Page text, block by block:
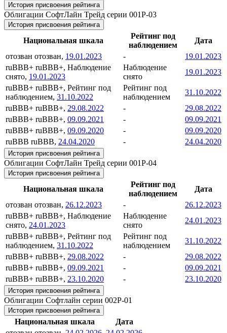
История присвоения рейтинга
Облигации СофтЛайн Трейд серии 001P-03
История присвоения рейтинга
Национальная шкала
Рейтинг под
наблюдением
Дата
отозван отозван, 19.01.2023 -
19.01.2023
ruBBB+ ruBBB+, Наблюдение
снято, 19.01.2023
Наблюдение
снято
19.01.2023
ruBBB+ ruBBB+, Рейтинг под
наблюдением, 31.10.2022
Рейтинг под
наблюдением
31.10.2022
ruBBB+ ruBBB+, 29.08.2022 -
29.08.2022
ruBBB+ ruBBB+, 09.09.2021 -
09.09.2021
ruBBB+ ruBBB+, 09.09.2020 -
09.09.2020
ruBBB ruBBB, 24.04.2020 - 24.04.2020
История присвоения рейтинга
Облигации СофтЛайн Трейд серии 001P-04
История присвоения рейтинга
Национальная шкала
Рейтинг под
наблюдением
Дата
отозван отозван, 26.12.2023 -
26.12.2023
ruBBB+ ruBBB+, Наблюдение
снято, 24.01.2023
Наблюдение
снято
24.01.2023
ruBBB+ ruBBB+, Рейтинг под
наблюдением, 31.10.2022
Рейтинг под
наблюдением
31.10.2022
ruBBB+ ruBBB+, 29.08.2022 -
29.08.2022
ruBBB+ ruBBB+, 09.09.2021 -
09.09.2021
ruBBB+ ruBBB+, 23.10.2020 - 23.10.2020
История присвоения рейтинга
Облигации Софтлайн серии 002Р-01
История присвоения рейтинга
Национальная шкала
Дата